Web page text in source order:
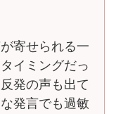
寄せられる一
イミングだっ
発の声も出て
発言でも過敏